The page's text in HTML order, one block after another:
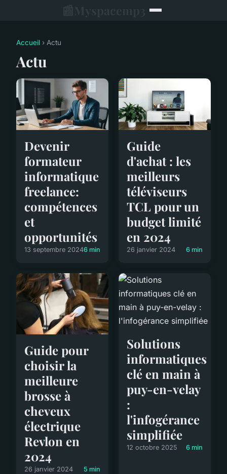
Accueil › Actu
Actu
Devenir
formateur
informatique
freelance:
compétences
et
opportunités
13 septembre 20246 min
Guide
d'achat : les
meilleurs
téléviseurs
TCL pour un
budget limité
en 2024
26 janvier 2024 6 min
Guide pour
choisir la
meilleure
brosse à
cheveux
électrique
Revlon en
2024
26 janvier 2024 5 min
Solutions
informatiques
clé en main à
puy-en-velay
:
l'infogérance
simplifiée
12 octobre 2025 6 min